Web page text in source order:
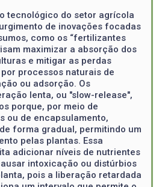
tecnológico do setor agrícola
de inovações focadas
como os “fertilizantes
maximizar a absorção dos
e mitigar as perdas
processos naturais de
ou adsorção. Os
lenta, ou "slow-release",
porque, por meio de
ou de encapsulamento,
forma gradual, permitindo um
pelas plantas. Essa
adicionar níveis de nutrientes
intoxicação ou distúrbios
pois a liberação retardada